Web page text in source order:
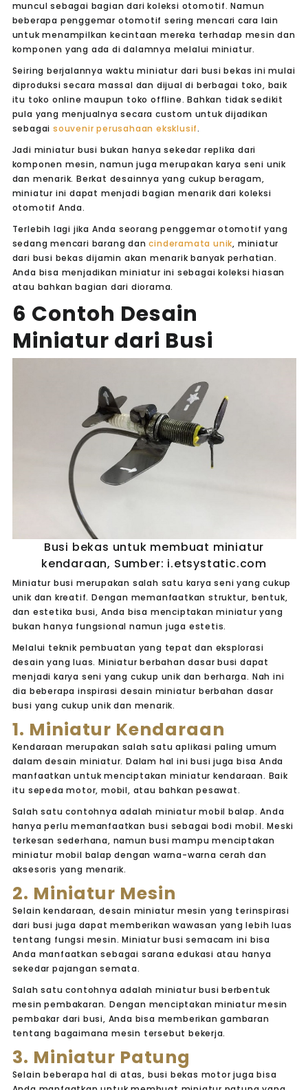
muncul sebagai bagian dari koleksi otomotif. Namun
beberapa penggemar otomotif sering mencari cara lain
untuk menampilkan kecintaan mereka terhadap mesin dan
komponen yang ada di dalamnya melalui miniatur.
Seiring berjalannya waktu miniatur dari busi bekas ini mulai
diproduksi secara massal dan dijual di berbagai toko, baik
itu toko online maupun toko offline. Bahkan tidak sedikit
pula yang menjualnya secara custom untuk dijadikan
sebagai souvenir perusahaan eksklusif.
Jadi miniatur busi bukan hanya sekedar replika dari
komponen mesin, namun juga merupakan karya seni unik
dan menarik. Berkat desainnya yang cukup beragam,
miniatur ini dapat menjadi bagian menarik dari koleksi
otomotif Anda.
Terlebih lagi jika Anda seorang penggemar otomotif yang
sedang mencari barang dancinderamata unik, miniatur
dari busi bekas dijamin akan menarik banyak perhatian.
Anda bisa menjadikan miniatur ini sebagai koleksi hiasan
atau bahkan bagian dari diorama.
6 Contoh Desain
Miniatur dari Busi
Busi bekas untuk membuat miniatur
kendaraan, Sumber: i.etsystatic.com
Miniatur busi merupakan salah satu karya seni yang cukup
unik dan kreatif. Dengan memanfaatkan struktur, bentuk,
dan estetika busi, Anda bisa menciptakan miniatur yang
bukan hanya fungsional namun juga estetis.
Melalui teknik pembuatan yang tepat dan eksplorasi
desain yang luas. Miniatur berbahan dasar busi dapat
menjadi karya seni yang cukup unik dan berharga. Nah ini
dia beberapa inspirasi desain miniatur berbahan dasar
busi yang cukup unik dan menarik.
1. Miniatur Kendaraan
Kendaraan merupakan salah satu aplikasi paling umum
dalam desain miniatur. Dalam hal ini busi juga bisa Anda
manfaatkan untuk menciptakan miniatur kendaraan. Baik
itu sepeda motor, mobil, atau bahkan pesawat.
Salah satu contohnya adalah miniatur mobil balap. Anda
hanya perlu memanfaatkan busi sebagai bodi mobil. Meski
terkesan sederhana, namun busi mampu menciptakan
miniatur mobil balap dengan warna-warna cerah dan
aksesoris yang menarik.
2. Miniatur Mesin
Selain kendaraan, desain miniatur mesin yang terinspirasi
dari busi juga dapat memberikan wawasan yang lebih luas
tentang fungsi mesin. Miniatur busi semacam ini bisa
Anda manfaatkan sebagai sarana edukasi atau hanya
sekedar pajangan semata.
Salah satu contohnya adalah miniatur busi berbentuk
mesin pembakaran. Dengan menciptakan miniatur mesin
pembakar dari busi, Anda bisa memberikan gambaran
tentang bagaimana mesin tersebut bekerja.
3. Miniatur Patung
Selain beberapa hal di atas, busi bekas motor juga bisa